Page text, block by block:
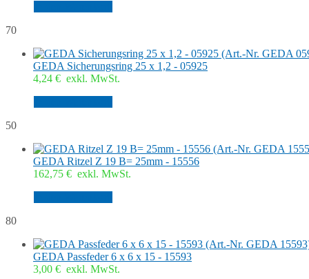
70
GEDA Sicherungsring 25 x 1,2 - 05925
4,24 € exkl. MwSt.
50
GEDA Ritzel Z 19 B= 25mm - 15556
162,75 € exkl. MwSt.
80
GEDA Passfeder 6 x 6 x 15 - 15593
3,00 € exkl. MwSt.